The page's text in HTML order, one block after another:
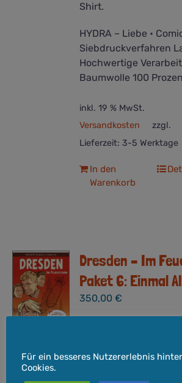
Shirt.
HYDRA – Liebe •
Siebdruckverfahren
Hochwertige
Baumwolle 100
inkl. 19 % MwSt.
zzgl.
Versandkosten
Lieferzeit: 3-5 Werktage
In den
Warenkorb
Dresden – Im
Paket 6: Einmal
350,00€
Sommer 2026. Paket
Für ein besseres Nutzererlebnis
Cookies.